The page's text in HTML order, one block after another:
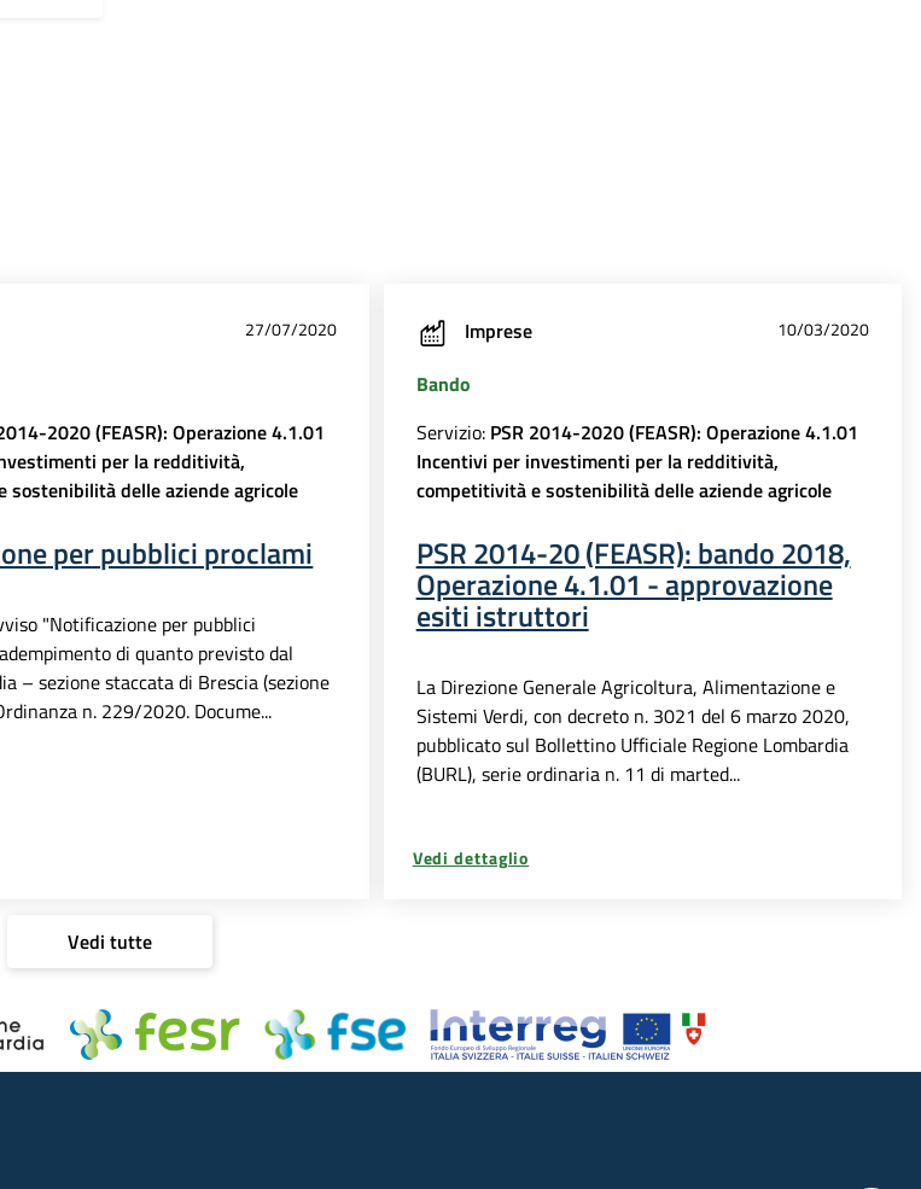
27/07/2020
2020 (FEASR): Operazione 4.1.01
per la redditività,
sostenibilità delle aziende agricole
per pubblici proclami
"Notificazione per pubblici
di quanto previsto dal
– sezione staccata di Brescia (sezione
n. 229/2020. Docume...
Imprese 10/03/2020
Bando
Servizio: PSR 2014-2020 (FEASR): Operazione 4.1.01
Incentivi per investimenti per la redditività,
competitività e sostenibilità delle aziende agricole
PSR 2014-20 (FEASR): bando 2018,
Operazione 4.1.01 - approvazione
esiti istruttori
La Direzione Generale Agricoltura, Alimentazione e
Sistemi Verdi, con decreto n. 3021 del 6 marzo 2020,
pubblicato sul Bollettino Ufficiale Regione Lombardia
(BURL), serie ordinaria n. 11 di marted...
Vedi dettaglio
Vedi tutte